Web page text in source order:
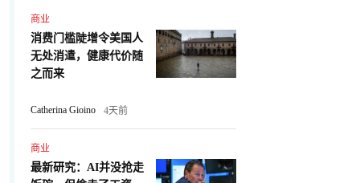
商业
消费门槛陡增令美国人
无处消遣，健康代价随
之而来
Catherina Gioino 4天前
商业
最新研究：AI并没抢走